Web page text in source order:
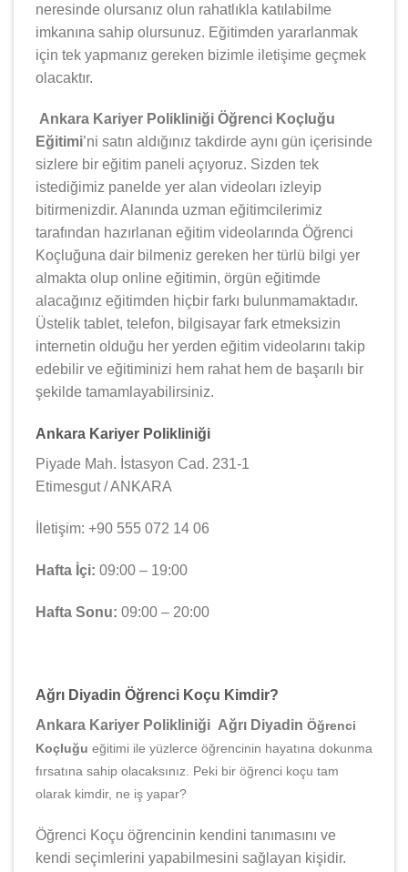
neresinde olursanız olun rahatlıkla katılabilme
imkanına sahip olursunuz. Eğitimden yararlanmak
için tek yapmanız gereken bizimle iletişime geçmek
olacaktır.
Ankara Kariyer Polikliniği Öğrenci Koçluğu
Eğitimi’ni satın aldığınız takdirde aynı gün içerisinde
sizlere bir eğitim paneli açıyoruz. Sizden tek
istediğimiz panelde yer alan videoları izleyip
bitirmenizdir. Alanında uzman eğitimcilerimiz
tarafından hazırlanan eğitim videolarında Öğrenci
Koçluğuna dair bilmeniz gereken her türlü bilgi yer
almakta olup online eğitimin, örgün eğitimde
alacağınız eğitimden hiçbir farkı bulunmamaktadır.
Üstelik tablet, telefon, bilgisayar fark etmeksizin
internetin olduğu her yerden eğitim videolarını takip
edebilir ve eğitiminizi hem rahat hem de başarılı bir
şekilde tamamlayabilirsiniz.
Ankara Kariyer Polikliniği
Piyade Mah. İstasyon Cad. 231-1
Etimesgut / ANKARA
İletişim: +90 555 072 14 06
Hafta İçi: 09:00 – 19:00
Hafta Sonu: 09:00 – 20:00
Ağrı Diyadin Öğrenci Koçu Kimdir?
Ankara Kariyer Polikliniği Ağrı Diyadin Öğrenci
Koçluğu eğitimi ile yüzlerce öğrencinin hayatına dokunma
fırsatına sahip olacaksınız. Peki bir öğrenci koçu tam
olarak kimdir, ne iş yapar?
Öğrenci Koçu öğrencinin kendini tanımasını ve
kendi seçimlerini yapabilmesini sağlayan kişidir.